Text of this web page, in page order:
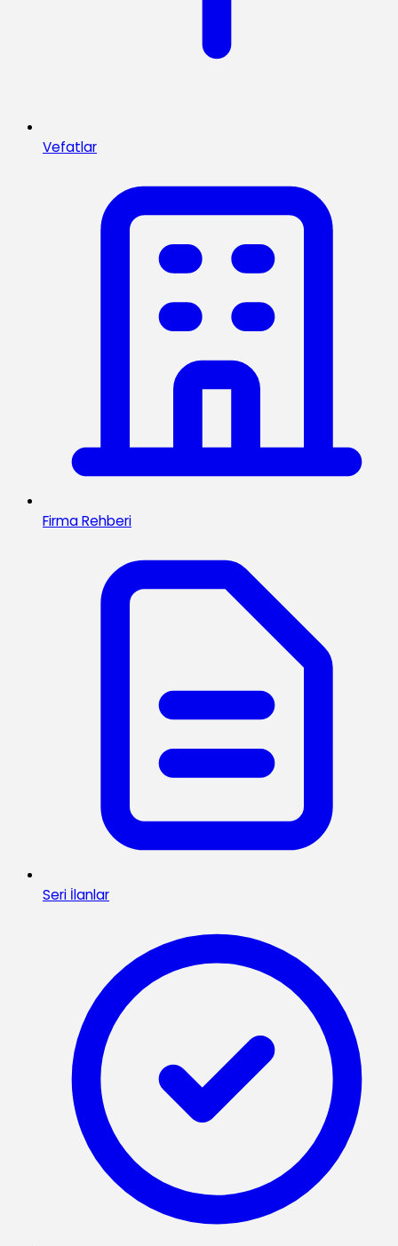
Vefatlar
Firma Rehberi
Seri İlanlar